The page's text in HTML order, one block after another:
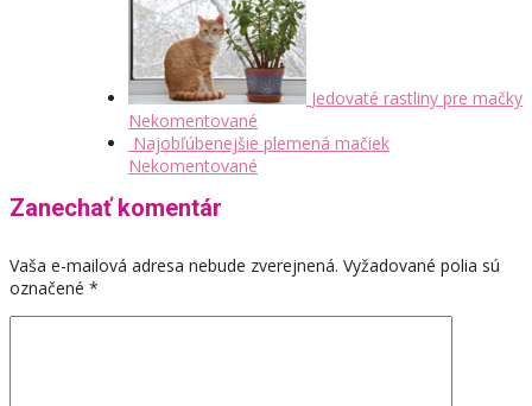
Jedovaté rastliny pre mačky
Nekomentované
Najobľúbenejšie plemená mačiek
Nekomentované
Zanechať komentár
Vaša e-mailová adresa nebude zverejnená. Vyžadované polia sú
označené *